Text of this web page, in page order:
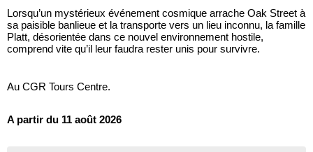
Lorsqu’un mystérieux événement cosmique arrache Oak Street à
sa paisible banlieue et la transporte vers un lieu inconnu, la famille
Platt, désorientée dans ce nouvel environnement hostile,
comprend vite qu’il leur faudra rester unis pour survivre.
Au CGR Tours Centre.
A partir du 11 août 2026